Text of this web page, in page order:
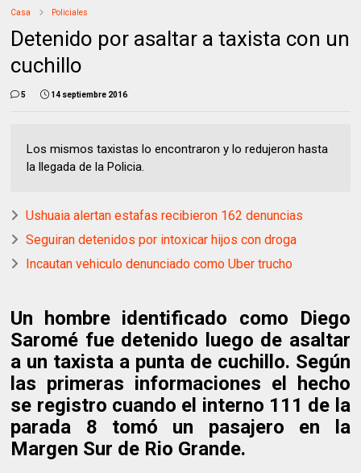
Casa Policiales
Detenido por asaltar a taxista con un
cuchillo
5 14 septiembre 2016
Los mismos taxistas lo encontraron y lo redujeron hasta
la llegada de la Policia.
Ushuaia alertan estafas recibieron 162 denuncias
Seguiran detenidos por intoxicar hijos con droga
Incautan vehiculo denunciado como Uber trucho
Un hombre identificado como Diego
Saromé fue detenido luego de asaltar
a un taxista a punta de cuchillo. Según
las primeras informaciones el hecho
se registro cuando el interno 111 de la
parada 8 tomó un pasajero en la
Margen Sur de Rio Grande.